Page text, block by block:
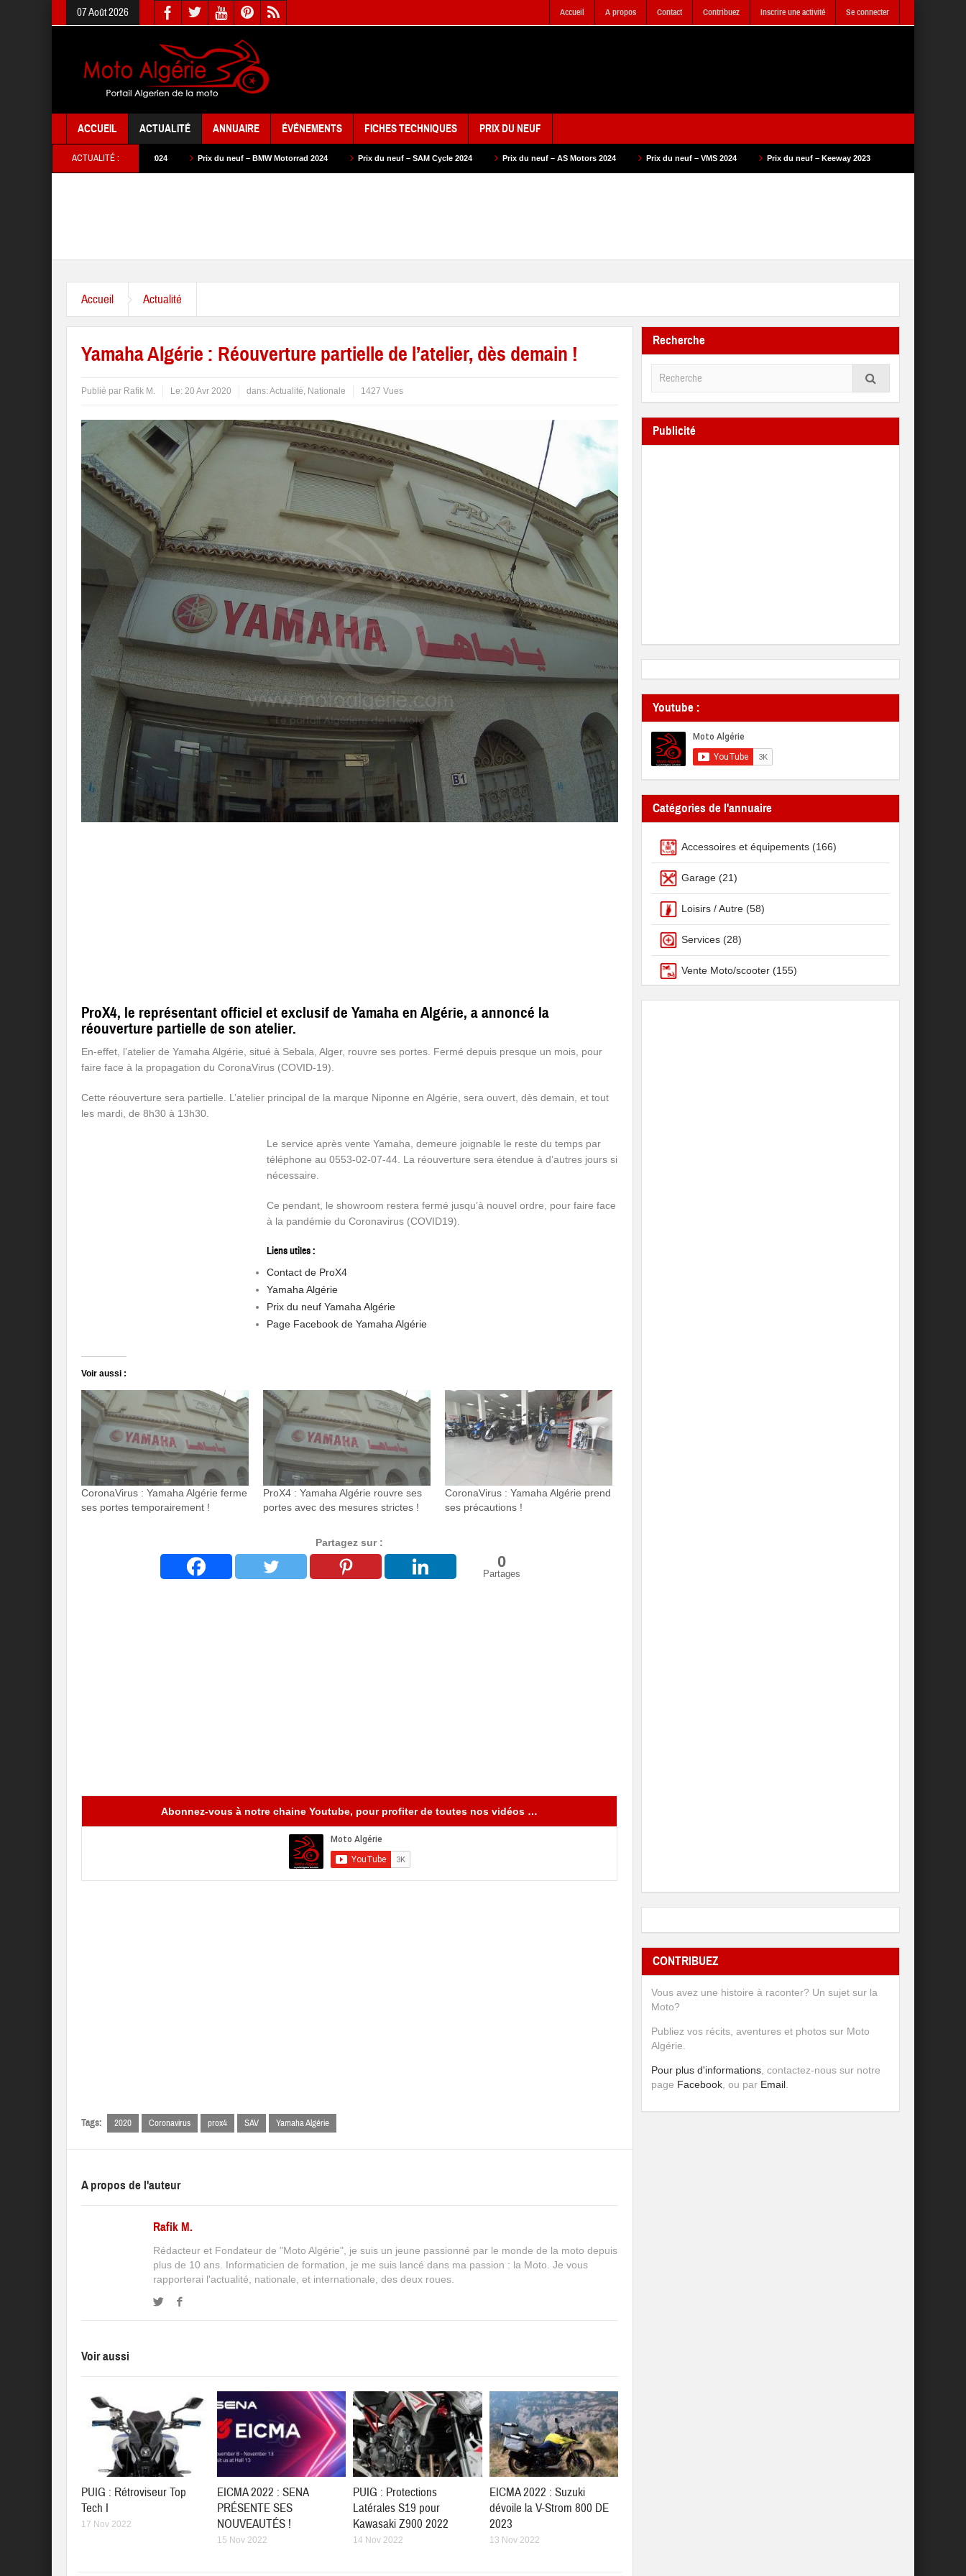
07 Août 2026 Accueil A propos Contact Contribuez Inscrire une activité Se connecter
ACCUEIL ACTUALITÉ ANNUAIRE ÉVÉNEMENTS FICHES TECHNIQUES PRIX DU NEUF
ACTUALITÉ :
du neuf – SYM 2024 Prix du neuf – BMW Motorrad 2024 Prix du neuf – SAM Cycle 2024 Prix du neuf – AS Motors 2024 Prix du neuf – VMS 2024 Prix du neuf – Keeway 2023 Prix du neuf – SAM Cycle 2023
Accueil Actualité
Yamaha Algérie : Réouverture partielle de l’atelier, dès demain !
Publié par Rafik M. Le: 20 Avr 2020 dans:Actualité, Nationale 1427 Vues
ProX4, le représentant officiel et exclusif de Yamaha en Algérie, a annoncé la
réouverture partielle de son atelier.
En-effet, l’atelier de Yamaha Algérie, situé à Sebala, Alger, rouvre ses portes. Fermé depuis presque un mois, pour
faire face à la propagation du CoronaVirus (COVID-19).
Cette réouverture sera partielle. L’atelier principal de la marque Niponne en Algérie, sera ouvert, dès demain, et tout
les mardi, de 8h30 à 13h30.
Le service après vente Yamaha, demeure joignable le reste du temps par
téléphone au 0553-02-07-44. La réouverture sera étendue à d’autres jours si
nécessaire.
Ce pendant, le showroom restera fermé jusqu’à nouvel ordre, pour faire face
à la pandémie du Coronavirus (COVID19).
Liens utiles :
Contact de ProX4
Yamaha Algérie
Prix du neuf Yamaha Algérie
Page Facebook de Yamaha Algérie
Voir aussi :
CoronaVirus : Yamaha Algérie ferme
ses portes temporairement !
ProX4 : Yamaha Algérie rouvre ses
portes avec des mesures strictes !
CoronaVirus : Yamaha Algérie prend
ses précautions !
Partagez sur :
0
Partages
Abonnez-vous à notre chaine Youtube, pour profiter de toutes nos vidéos …
Tags: 2020 Coronavirus prox4 SAV Yamaha Algérie
A propos de l'auteur
Rafik M.
Rédacteur et Fondateur de "Moto Algérie", je suis un jeune passionné par le monde de la moto depuis
plus de 10 ans. Informaticien de formation, je me suis lancé dans ma passion : la Moto. Je vous
rapporterai l'actualité, nationale, et internationale, des deux roues.
Voir aussi
PUIG : Rétroviseur Top
Tech I
17 Nov 2022
EICMA 2022 : SENA
PRÉSENTE SES
NOUVEAUTÉS !
15 Nov 2022
PUIG : Protections
Latérales S19 pour
Kawasaki Z900 2022
14 Nov 2022
EICMA 2022 : Suzuki
dévoile la V-Strom 800 DE
2023
13 Nov 2022
Recherche
Publicité
Youtube :
Catégories de l'annuaire
Accessoires et équipements (166)
Garage (21)
Loisirs / Autre (58)
Services (28)
Vente Moto/scooter (155)
CONTRIBUEZ
Vous avez une histoire à raconter? Un sujet sur la
Moto?
Publiez vos récits, aventures et photos sur Moto
Algérie.
Pour plus d'informations , contactez-nous sur notre
page Facebook , ou par Email